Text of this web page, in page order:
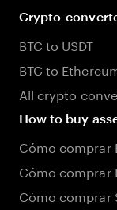
Crypto-
BTC to USDT
BTC to
All crypto
How to buy
Cómo comprar
Cómo comprar
Cómo comprar